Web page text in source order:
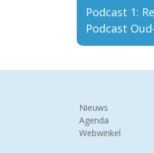
Podcast 1:
Podcast
Nieuws
Agenda
Webwinkel